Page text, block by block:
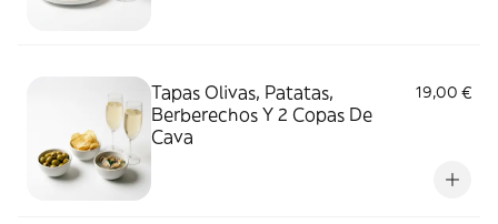
Tapas Olivas, Patatas,
Berberechos Y 2 Copas De
Cava
19,00 €